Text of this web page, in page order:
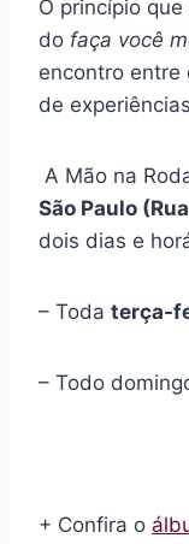
O princípio
do faça você
encontro entre
de
A Mão na
São Paulo
dois dias e
– Toda terça-
– Todo
+ Confira o